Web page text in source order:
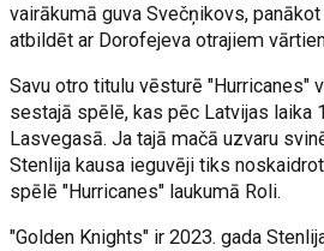
vairākumā guva Svečņikovs,
atbildēt ar Dorofejeva otrajiem
Savu otro titulu vēsturē "Hurricanes"
sestajā spēlē, kas pēc Latvijas laika
Lasvegasā. Ja tajā mačā uzvaru
Stenlija kausa ieguvēji tiks
spēlē "Hurricanes" laukumā Roli.
"Golden Knights" ir 2023. gada